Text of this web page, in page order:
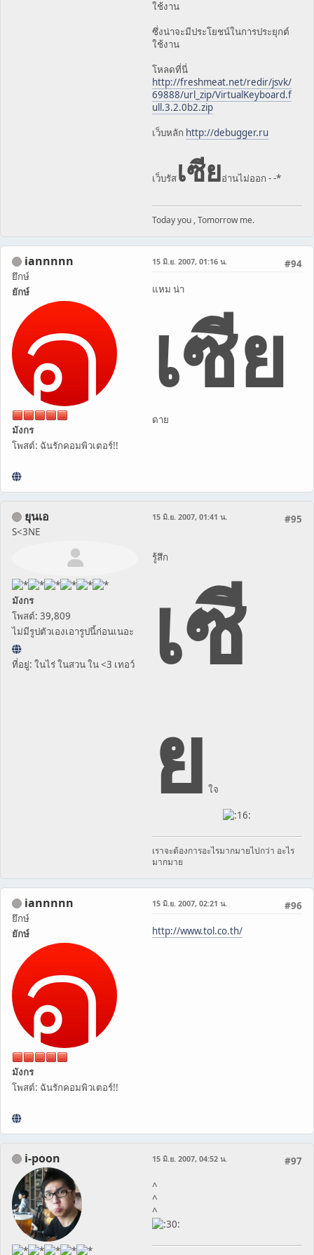
ใช้งาน
ซึ่งน่าจะมีประโยชน์ในการประยุกต์
ใช้งาน
โหลดที่นี่
http://freshmeat.net/redir/jsvk/
69888/url_zip/VirtualKeyboard.f
ull.3.2.0b2.zip
เว็บหลัก http://debugger.ru
เว็บรัสเซียอ่านไม่ออก - -*
Today you , Tomorrow me.
iannnnn
ยึกษ์
ยักษ์
มังกร
โพสต์: ฉันรักคอมพิวเตอร์!!
#94
15 มิ.ย. 2007, 01:16 น.
แหม น่า
เซีย
ดาย
ยุนเอ
S<3NE
มังกร
โพสต์: 39,809
ไม่มีรูปตัวเองเอารูปนี้ก่อนเนอะ
ที่อยู่: ในไร่ ในสวน ใน <3 เทอว์
#95
15 มิ.ย. 2007, 01:41 น.
รู้สึก
เซี
ย ใจ
เราจะต้องการอะไรมากมายไปกว่า อะไร
มากมาย
iannnnn
ยึกษ์
ยักษ์
มังกร
โพสต์: ฉันรักคอมพิวเตอร์!!
#96
15 มิ.ย. 2007, 02:21 น.
http://www.tol.co.th/
i-poon #97
15 มิ.ย. 2007, 04:52 น.
^
^
^